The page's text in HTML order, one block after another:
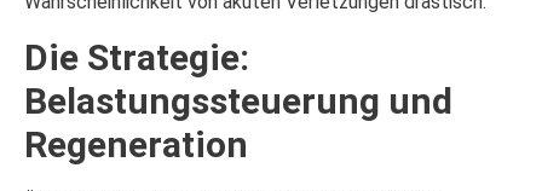
Die Strategie:
Belastungssteuerung und
Regeneration